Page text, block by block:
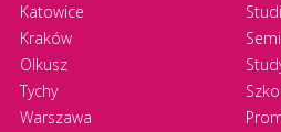
Katowice
Kraków
Olkusz
Tychy
Warszawa